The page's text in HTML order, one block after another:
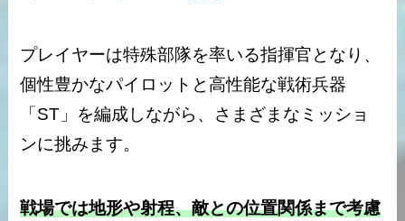
プレイヤーは特殊部隊を率いる指揮官となり、
個性豊かなパイロットと高性能な戦術兵器
「ST」を編成しながら、さまざまなミッショ
ンに挑みます。
戦場では地形や射程、敵との位置関係まで考慮